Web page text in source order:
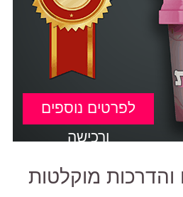
לפרטים נוספים
ורכישה
והדרכות מוקלטות